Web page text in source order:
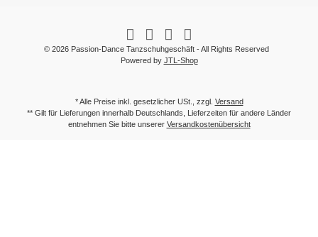
© 2026 Passion-Dance Tanzschuhgeschäft - All Rights Reserved
Powered by JTL-Shop
* Alle Preise inkl. gesetzlicher USt., zzgl. Versand
** Gilt für Lieferungen innerhalb Deutschlands, Lieferzeiten für andere Länder
entnehmen Sie bitte unserer Versandkostenübersicht